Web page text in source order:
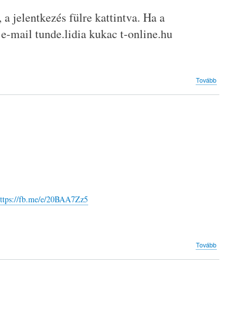
a jelentkezés fülre kattintva. Ha a
mail tunde.lidia kukac t-online.hu
Tovább(Kurzusok
fb.me/e/20BAA7Zz5
Tovább(Kurzusok